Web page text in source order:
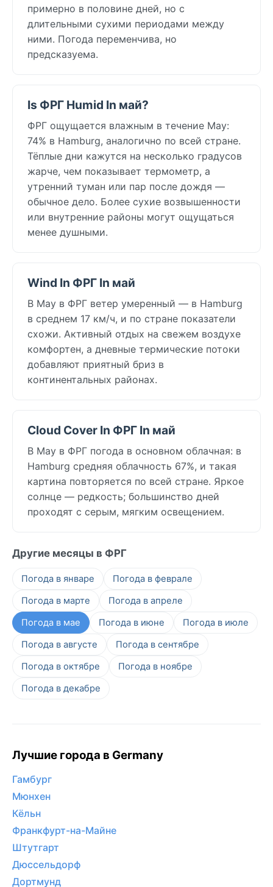
примерно в половине дней, но с
длительными сухими периодами между
ними. Погода переменчива, но
предсказуема.
Is ФРГ Humid In май?
ФРГ ощущается влажным в течение May:
74% в Hamburg, аналогично по всей стране.
Тёплые дни кажутся на несколько градусов
жарче, чем показывает термометр, а
утренний туман или пар после дождя —
обычное дело. Более сухие возвышенности
или внутренние районы могут ощущаться
менее душными.
Wind In ФРГ In май
В May в ФРГ ветер умеренный — в Hamburg
в среднем 17 км/ч, и по стране показатели
схожи. Активный отдых на свежем воздухе
комфортен, а дневные термические потоки
добавляют приятный бриз в
континентальных районах.
Cloud Cover In ФРГ In май
В May в ФРГ погода в основном облачная: в
Hamburg средняя облачность 67%, и такая
картина повторяется по всей стране. Яркое
солнце — редкость; большинство дней
проходят с серым, мягким освещением.
Другие месяцы в ФРГ
Погода в январе
Погода в феврале
Погода в марте
Погода в апреле
Погода в мае
Погода в июне
Погода в июле
Погода в августе
Погода в сентябре
Погода в октябре
Погода в ноябре
Погода в декабре
Лучшие города в Germany
Гамбург
Мюнхен
Кёльн
Франкфурт-на-Майне
Штутгарт
Дюссельдорф
Дортмунд